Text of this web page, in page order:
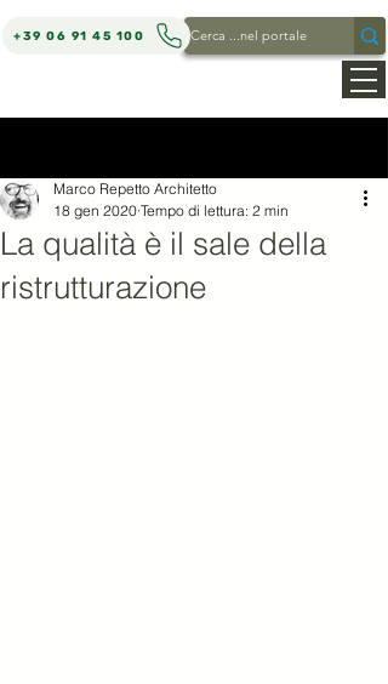
+39 06 91 45 100
La qualità è il sale della
ristrutturazione
Marco Repetto Architetto
18 gen 2020 Tempo di lettura: 2 min